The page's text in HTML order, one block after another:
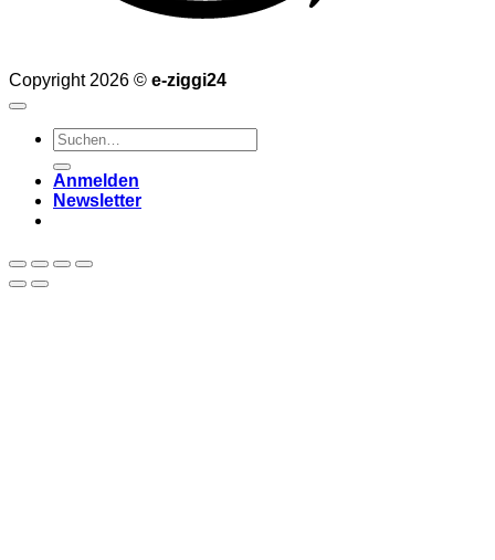
Copyright 2026 © e-ziggi24
Suchen
nach:
Anmelden
Newsletter